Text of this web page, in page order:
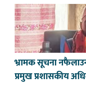
भ्रामक सूचना
प्रमुख प्रशासकीय